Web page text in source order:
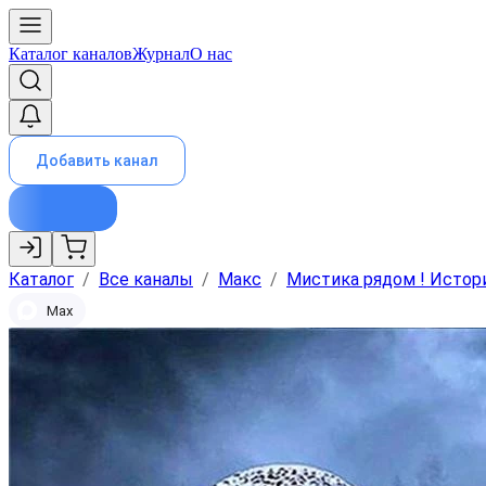
Каталог каналовЖурналО нас
Добавить канал
Каталог / Все каналы / Макс / Мистика рядом !
Max